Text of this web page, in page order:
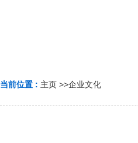
当前位置 : 主页 >>企业文化